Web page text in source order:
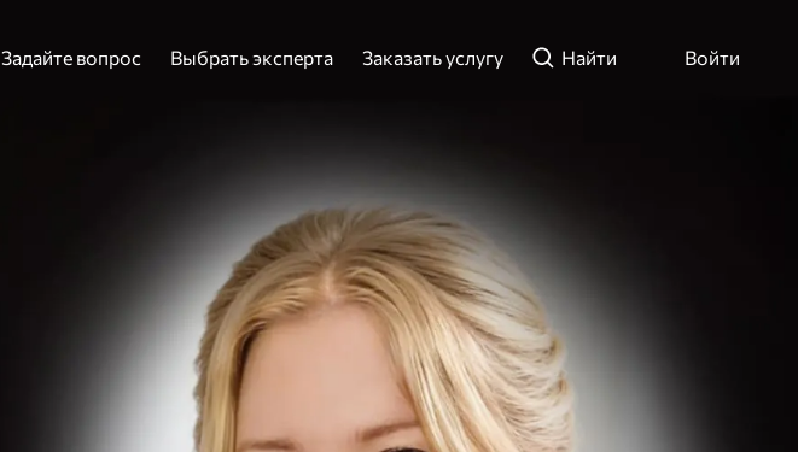
Задайте вопрос Выбрать эксперта Заказать услугу Найти Войти
Адрес эл. почты или телефон
Войти
Вспомнить пароль Зарегистрироваться